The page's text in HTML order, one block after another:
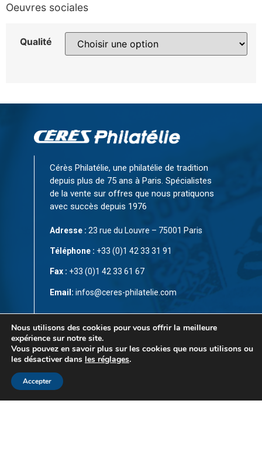
Oeuvres sociales
Qualité
Cérès Philatélie, une philatélie de tradition
depuis plus de 75 ans à Paris. Spécialistes
de la vente sur offres que nous pratiquons
avec succès depuis 1976
Adresse : 23 rue du Louvre – 75001 Paris
Téléphone : +33 (0)1 42 33 31 91
Fax : +33 (0)1 42 33 61 67
Email: infos@ceres-philatelie.com
CGV
Mentions légales
Contact
Nous utilisons des cookies pour vous offrir la meilleure
expérience sur notre site.
Vous pouvez en savoir plus sur les cookies que nous utilisons ou
les désactiver dans les réglages.
Accepter